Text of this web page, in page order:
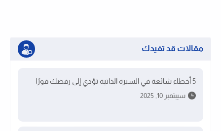
مقالات قد تفيدك
5 أخطاء شائعة في السيرة الذاتية تؤدي إلى رفضك فورًا
سيبتمبر 10, 2025